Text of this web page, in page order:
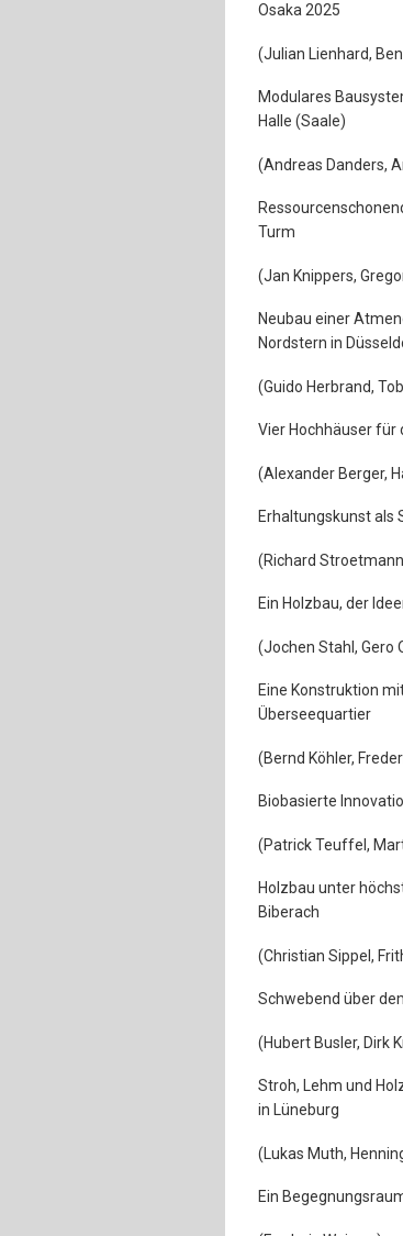
Osaka 2025
(Julian Lienhard,
Modulares
Halle (Saale)
(Andreas Danders,
Turm
(Jan Knippers,
Neubau einer
Nordstern in
(Guido Herbrand,
Vier Hochhäuser für
(Alexander Berger,
Erhaltungskunst als
(Richard
Ein Holzbau, der
(Jochen Stahl, Gero
Eine Konstruktion
Überseequartier
(Bernd Köhler,
Biobasierte
(Patrick Teuffel,
Holzbau unter
Biberach
(Christian Sippel,
Schwebend über
(Hubert Busler, Dirk
Stroh, Lehm und
in Lüneburg
(Lukas Muth,
Ein